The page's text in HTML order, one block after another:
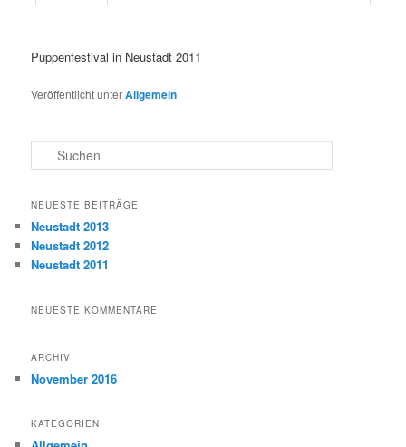
Puppenfestival in Neustadt 2011
Veröffentlicht unterAllgemein
u
h
n
NEUESTE BEITRÄGE
Neustadt 2013
Neustadt 2012
Neustadt 2011
NEUESTE KOMMENTARE
ARCHIV
November 2016
KATEGORIEN